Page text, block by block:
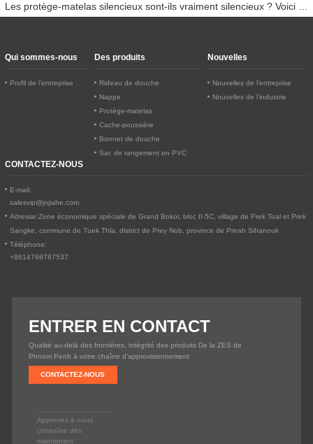
Les protège-matelas silencieux sont-ils vraiment silencieux ? Voici la vérité
Qui sommes-nous
Profil de l’entreprise
Des produits
Rideau de douche
Nappe
Protège-matelas
Cache-poussière
Bonnet de douche
Sac de rangement en PVC
Nouvelles
Nouvelles de l’entreprise
Nouvelles de l’industrie
CONTACTEZ-NOUS
E-mail:
salesvip@jnjiahe.com
Adresse:Zone économique spéciale de Grand Bokor, bloc II-5C, village de Prek Toal et Prek
Sangke, commune de Tuek Thla, district de Prey Nob, province de Preah Sihanouk
Téléphone:
+8614768787537
ENTRER EN CONTACT
Qualité au-delà des frontières, intégrité des produits De la ZES de
Phnom Penh à votre chaîne d'approvisionnement
CONTACTEZ-NOUS
Apprenez à nous
connaître dès
maintenant